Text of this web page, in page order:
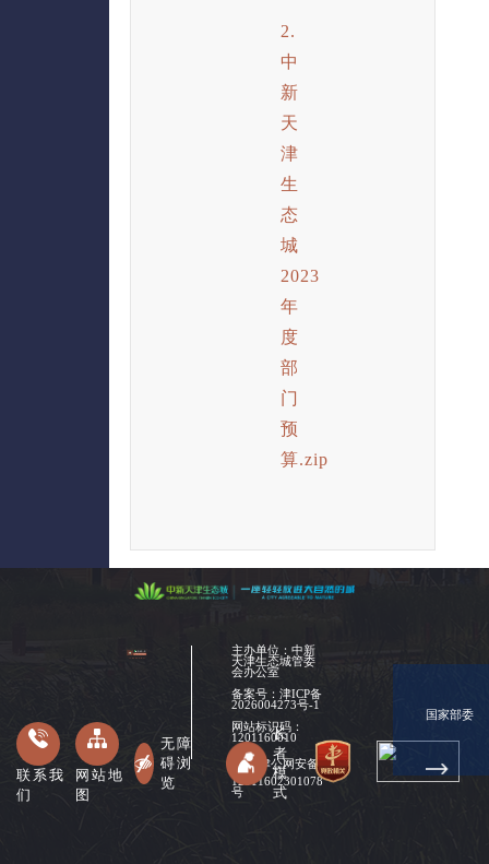
2.
中
新
天
津
生
态
城
2023
年
度
部
门
预
算.zip
主办单位：中新
天津生态城管委
会办公室
备案号： 津ICP备
2026004273号-1
网站标识码：
1201160010
津公网安备
12011602301078
号
联系我
们
网站地
图
无障
碍浏
览
长
者
模
式
国家部委